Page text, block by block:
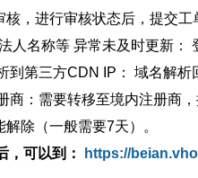
，进行审核状态后，提交
人名称等 异常未及时更新：
到第三方CDN IP： 域名解析
商：需要转移至境内注册商，
除（一般需要7天）。
，可以到：
https://